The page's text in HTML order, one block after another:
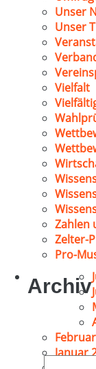
Unser
Unser
Vielfalt
Zahlen
Zelter-
Pro-
Archiv
Januar